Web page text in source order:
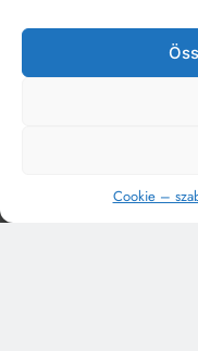
Cookie –